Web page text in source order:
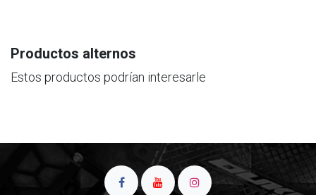
Productos alternos
Estos productos podrían interesarle